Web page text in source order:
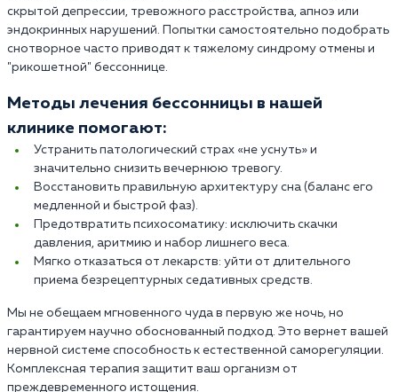
скрытой депрессии, тревожного расстройства, апноэ или
эндокринных нарушений. Попытки самостоятельно подобрать
снотворное часто приводят к тяжелому синдрому отмены и
"рикошетной" бессоннице.
Методы лечения бессонницы в нашей
клинике помогают:
Устранить патологический страх «не уснуть» и
значительно снизить вечернюю тревогу.
Восстановить правильную архитектуру сна (баланс его
медленной и быстрой фаз).
Предотвратить психосоматику: исключить скачки
давления, аритмию и набор лишнего веса.
Мягко отказаться от лекарств: уйти от длительного
приема безрецептурных седативных средств.
Мы не обещаем мгновенного чуда в первую же ночь, но
гарантируем научно обоснованный подход. Это вернет вашей
нервной системе способность к естественной саморегуляции.
Комплексная терапия защитит ваш организм от
преждевременного истощения.